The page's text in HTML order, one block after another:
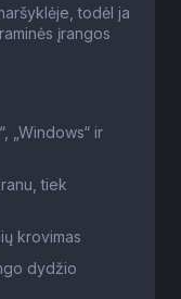
todėl ja
įrangos
„Windows“ ir
tiek
krovimas
dydžio